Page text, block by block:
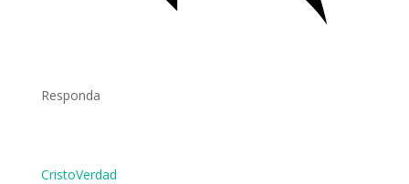
Responda
CristoVerdad